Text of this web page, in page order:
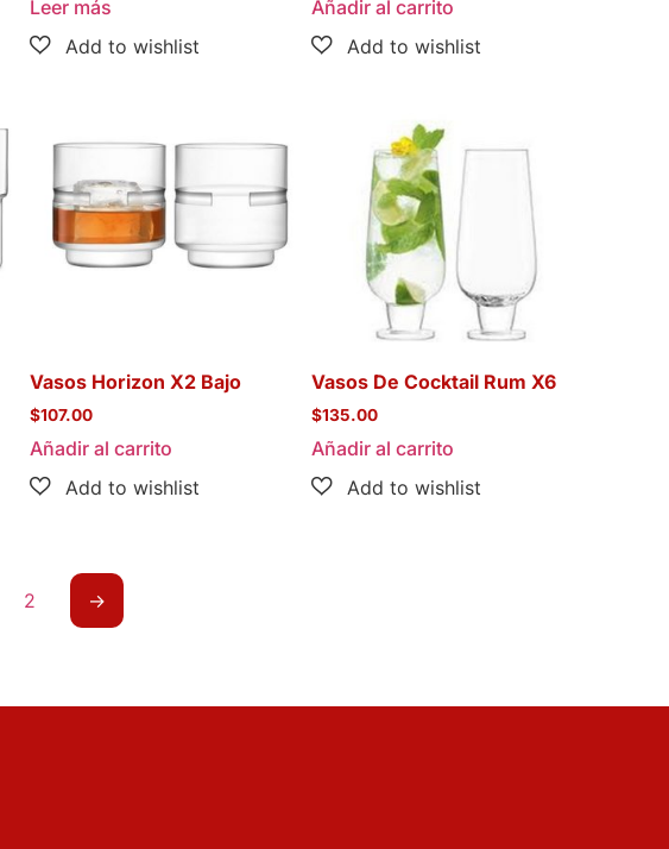
Leer más Añadir al carrito
Vasos Horizon X2 Bajo
$107.00
Añadir al carrito
Vasos De Cocktail Rum X6
$135.00
Añadir al carrito
2 →